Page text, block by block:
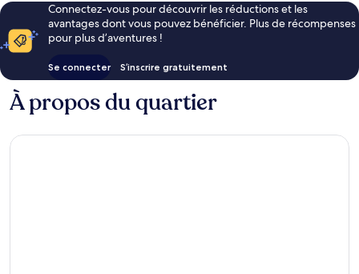
Connectez-vous pour découvrir les réductions et les
avantages dont vous pouvez bénéficier. Plus de récompenses
pour plus d’aventures !
Se connecter S’inscrire gratuitement
À propos du quartier